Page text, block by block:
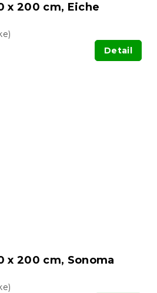
x 200 cm, Eiche
Detail
x 200 cm, Sonoma